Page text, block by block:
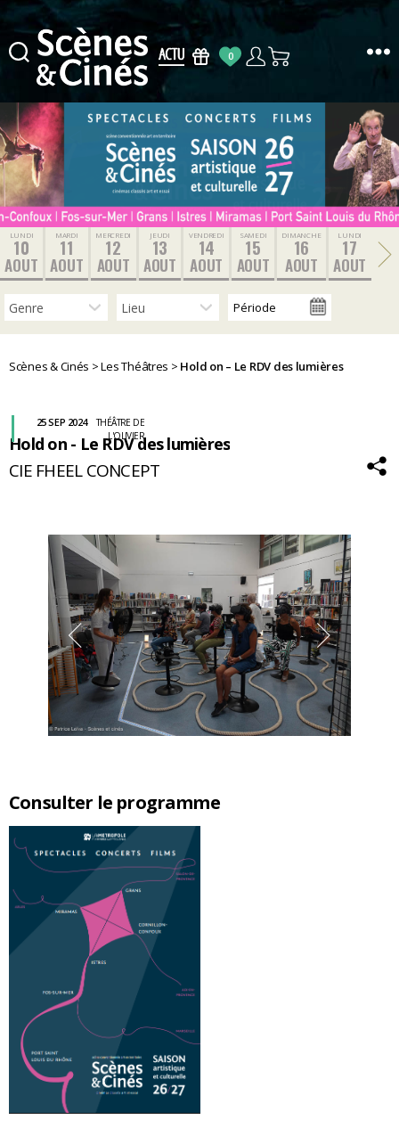
&
Cinés
0
LUNDI
10
AOUT
MARDI
11
AOUT
MERCREDI
12
AOUT
JEUDI
13
AOUT
VENDREDI
14
AOUT
SAMEDI
15
AOUT
DIMANCHE
16
AOUT
LUNDI
17
AOUT
Scènes & Cinés >Les Théâtres > Hold on – Le RDV des lumières
Consulter le programme
Hold on - Le RDV des lumières
25 SEP 2024
THÉÂTRE DE
L'OLIVIER
CIE FHEEL CONCEPT